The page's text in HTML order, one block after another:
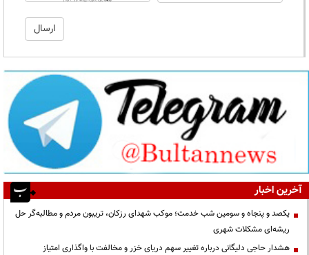
آخرین اخبار
یکصد و پنجاه و سومین شب خدمت؛ موکب شهدای رزکان، تریبون مردم و مطالبه‌گر حل
ریشه‌ای مشکلات شهری
هشدار حاجی دلیگانی درباره تغییر سهم دریای خزر و مخالفت با واگذاری امتیاز